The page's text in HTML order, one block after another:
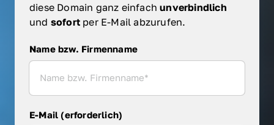
diese Domain ganz einfach
und sofort per E-Mail abzurufen.
Name bzw. Firmenname
Name bzw. Firmenname
E-Mail (erforderlich)